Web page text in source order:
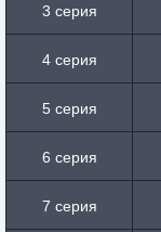
3 серия
4 серия
5 серия
6 серия
7 серия